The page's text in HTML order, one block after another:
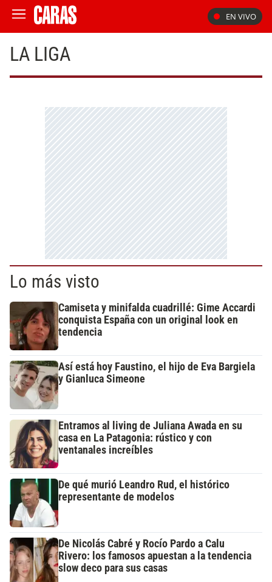
EN VIVO
LA LIGA
Lo más visto
Camiseta y minifalda cuadrillé: Gime Accardi
conquista España con un original look en
tendencia
Así está hoy Faustino, el hijo de Eva Bargiela
y Gianluca Simeone
Entramos al living de Juliana Awada en su
casa en La Patagonia: rústico y con
ventanales increíbles
De qué murió Leandro Rud, el histórico
representante de modelos
De Nicolás Cabré y Rocío Pardo a Calu
Rivero: los famosos apuestan a la tendencia
slow deco para sus casas